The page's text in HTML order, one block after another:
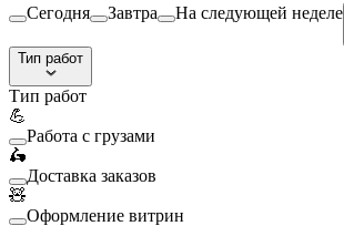
Сегодня Завтра На следующей неделе
Тип работ
Тип работ
💪
Работа с грузами
🛵
Доставка заказов
🧸
Оформление витрин